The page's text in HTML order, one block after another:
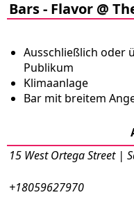
Bars - Flavor @
Ausschließlich oder
Publikum
Klimaanlage
Bar mit breitem
15 West Ortega Street |
+18059627970